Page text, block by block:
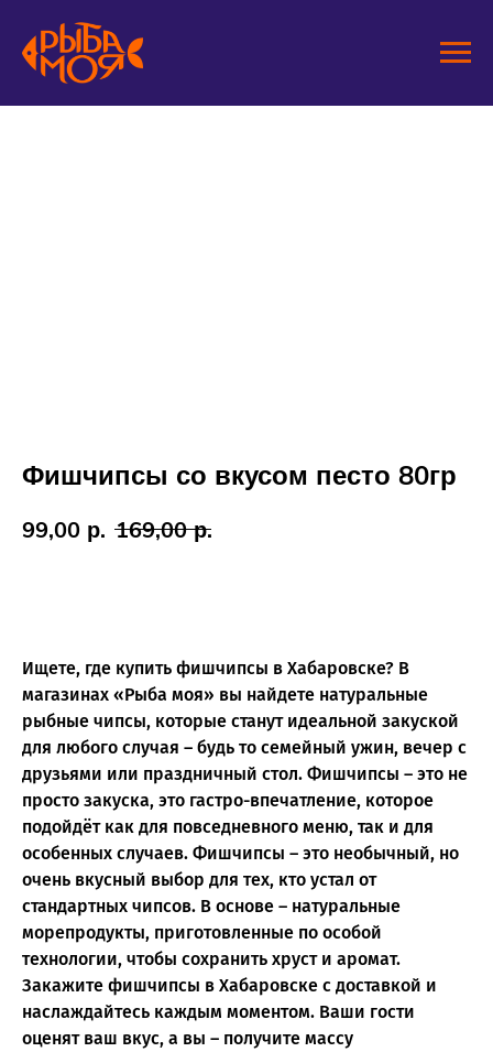
Фишчипсы со вкусом песто 80гр
99,00 р. 169,00 р.
Ищете, где купить фишчипсы в Хабаровске? В
магазинах «Рыба моя» вы найдете натуральные
рыбные чипсы, которые станут идеальной закуской
для любого случая – будь то семейный ужин, вечер с
друзьями или праздничный стол. Фишчипсы – это не
просто закуска, это гастро-впечатление, которое
подойдёт как для повседневного меню, так и для
особенных случаев. Фишчипсы – это необычный, но
очень вкусный выбор для тех, кто устал от
стандартных чипсов. В основе – натуральные
морепродукты, приготовленные по особой
технологии, чтобы сохранить хруст и аромат.
Закажите фишчипсы в Хабаровске с доставкой и
наслаждайтесь каждым моментом. Ваши гости
оценят ваш вкус, а вы – получите массу